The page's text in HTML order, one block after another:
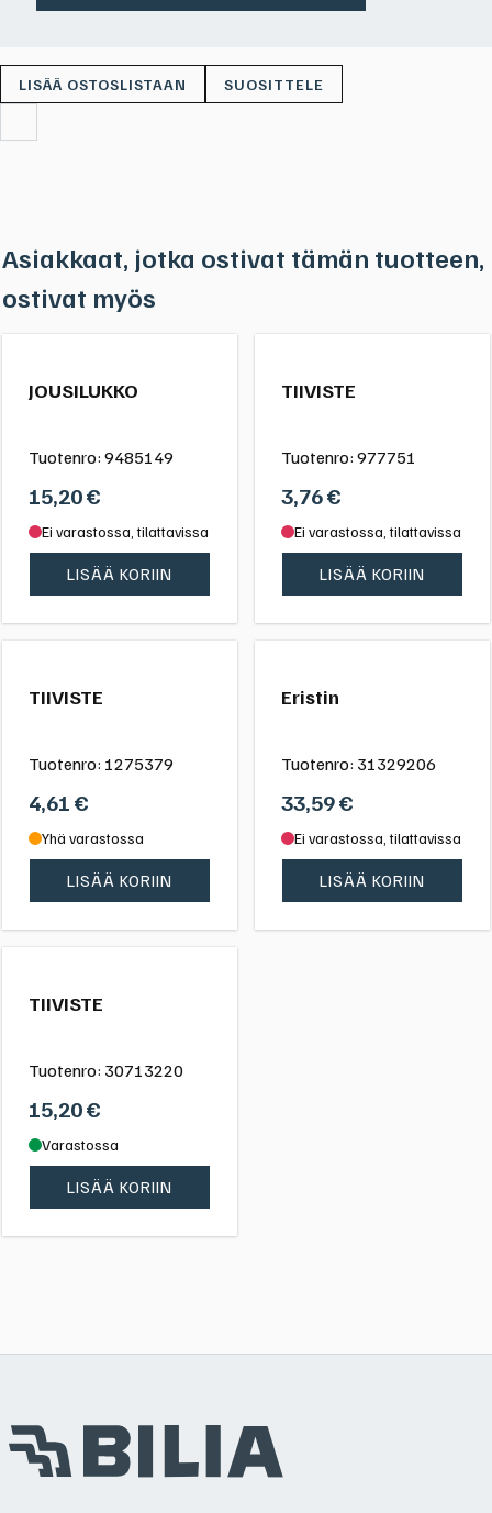
SUOSITTELE
Asiakkaat, jotka ostivat tämän tuotteen,
ostivat myös
JOUSILUKKO
Tuotenro: 9485149
15,20€
Ei varastossa, tilattavissa
LISÄÄ KORIIN
TIIVISTE
Tuotenro: 977751
3,76€
Ei varastossa, tilattavissa
LISÄÄ KORIIN
TIIVISTE
Tuotenro: 1275379
4,61€
Yhä varastossa
LISÄÄ KORIIN
Eristin
Tuotenro: 31329206
33,59€
Ei varastossa, tilattavissa
LISÄÄ KORIIN
TIIVISTE
Tuotenro: 30713220
15,20€
Varastossa
LISÄÄ KORIIN